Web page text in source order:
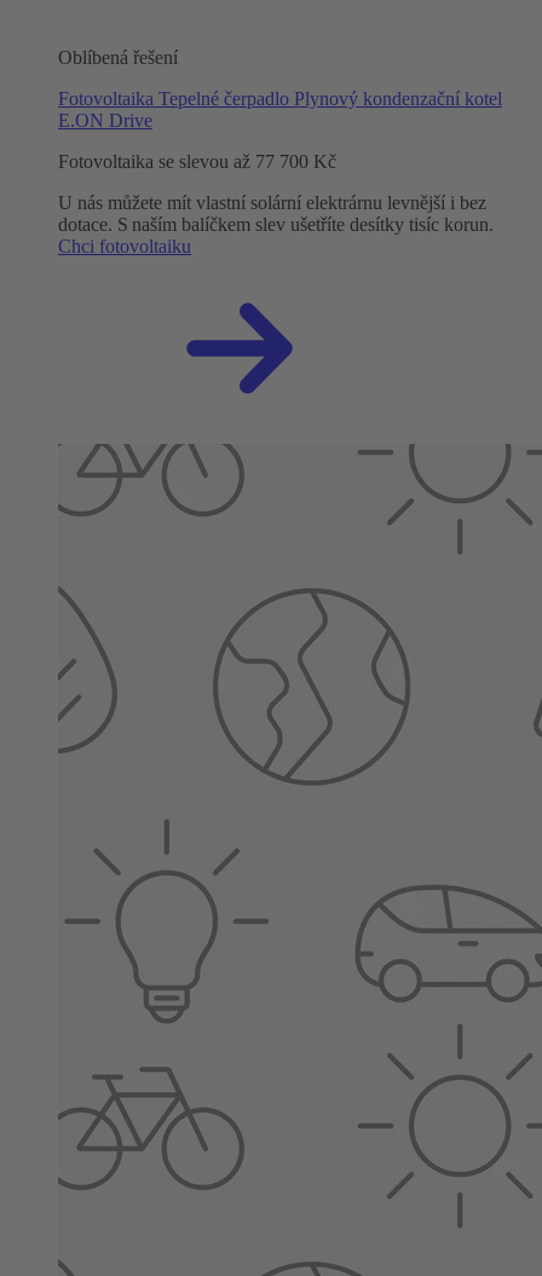
Oblíbená řešení
Fotovoltaika Tepelné čerpadlo Plynový kondenzační kotel
E.ON Drive
Fotovoltaika se slevou až 77 700 Kč
U nás můžete mít vlastní solární elektrárnu levnější i bez
dotace. S naším balíčkem slev ušetříte desítky tisíc korun.
Chci fotovoltaiku